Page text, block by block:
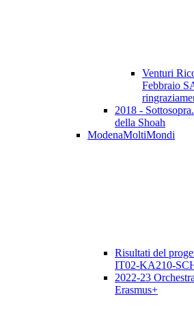
Venturi
Febbraio
2018 -
della Shoah
ModenaMoltiMondi
Risultati del
IT02-KA210-
2022-23
Erasmus+